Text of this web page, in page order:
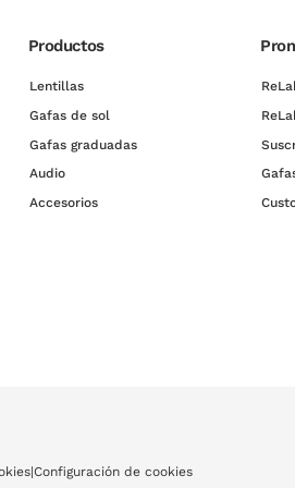
Productos
Lentillas
Gafas de sol
Gafas graduadas
Audio
Accesorios
|Configuración de cookies